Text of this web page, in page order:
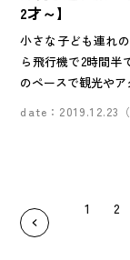
2才～】
小さな子ども連れ
ら飛行機で2時間半
のペースで観光や
の中をのぞいたり
date：2019.12.23
1 2